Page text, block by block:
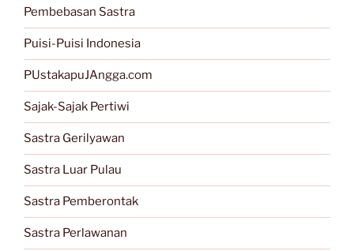
Pembebasan Sastra
Puisi-Puisi Indonesia
PUstakapuJAngga.com
Sajak-Sajak Pertiwi
Sastra Gerilyawan
Sastra Luar Pulau
Sastra Pemberontak
Sastra Perlawanan